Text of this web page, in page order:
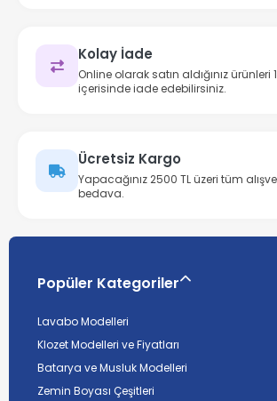
Kolay İade
Online olarak satın aldığınız ürünleri
içerisinde iade edebilirsiniz.
Ücretsiz Kargo
Yapacağınız 2500 TL üzeri tüm
bedava.
Popüler Kategoriler
Lavabo Modelleri
Klozet Modelleri ve Fiyatları
Batarya ve Musluk Modelleri
Zemin Boyası Çeşitleri